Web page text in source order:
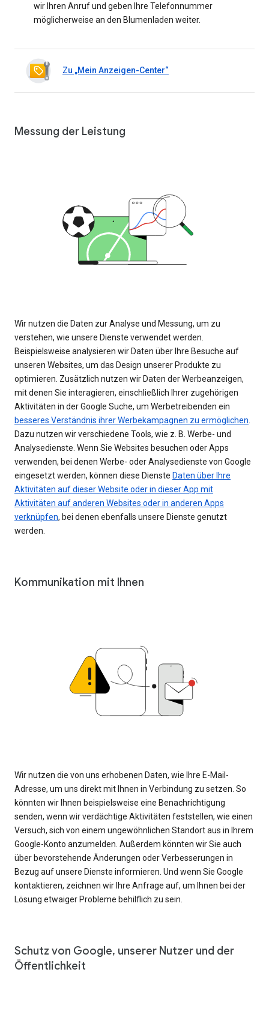
wir Ihren Anruf und geben Ihre Telefonnummer
möglicherweise an den Blumenladen weiter.
Zu „Mein Anzeigen-Center“
Messung der Leistung
Wir nutzen die Daten zur Analyse und Messung, um zu
verstehen, wie unsere Dienste verwendet werden.
Beispielsweise analysieren wir Daten über Ihre Besuche auf
unseren Websites, um das Design unserer Produkte zu
optimieren. Zusätzlich nutzen wir Daten der Werbeanzeigen,
mit denen Sie interagieren, einschließlich Ihrer zugehörigen
Aktivitäten in der Google Suche, um Werbetreibenden ein
besseres Verständnis ihrer Werbekampagnen zu ermöglichen.
Dazu nutzen wir verschiedene Tools, wie z. B. Werbe- und
Analysedienste. Wenn Sie Websites besuchen oder Apps
verwenden, bei denen Werbe- oder Analysedienste von Google
eingesetzt werden, können diese Dienste Daten über Ihre
Aktivitäten auf dieser Website oder in dieser App mit
Aktivitäten auf anderen Websites oder in anderen Apps
verknüpfen, bei denen ebenfalls unsere Dienste genutzt
werden.
Kommunikation mit Ihnen
Wir nutzen die von uns erhobenen Daten, wie Ihre E-Mail-
Adresse, um uns direkt mit Ihnen in Verbindung zu setzen. So
könnten wir Ihnen beispielsweise eine Benachrichtigung
senden, wenn wir verdächtige Aktivitäten feststellen, wie einen
Versuch, sich von einem ungewöhnlichen Standort aus in Ihrem
Google-Konto anzumelden. Außerdem könnten wir Sie auch
über bevorstehende Änderungen oder Verbesserungen in
Bezug auf unsere Dienste informieren. Und wenn Sie Google
kontaktieren, zeichnen wir Ihre Anfrage auf, um Ihnen bei der
Lösung etwaiger Probleme behilflich zu sein.
Schutz von Google, unserer Nutzer und der
Öffentlichkeit